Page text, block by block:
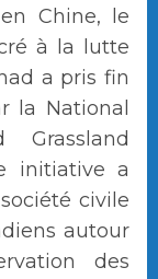
Chine, le
à la lutte
a pris fin
la National
initiative a
civile
autour
des